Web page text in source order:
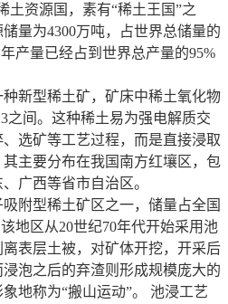
土资源国，素有“稀土王国”之
量为4300万吨，占世界总储量的
产量已经占到世界总产量的95%
型稀土矿，矿床中稀土氧化物
之间。这种稀土易为强电解质交
选矿等工艺过程，而是直接浸取
主要分布在我国南方红壤区，包
广西等省市自治区。
型稀土矿区之一，储量占全国
地区从20世纪70年代开始采用池
表层土被，对矿体开挖，开采后
泡之后的弃渣则形成规模庞大的
地称为“搬山运动”。 池浸工艺